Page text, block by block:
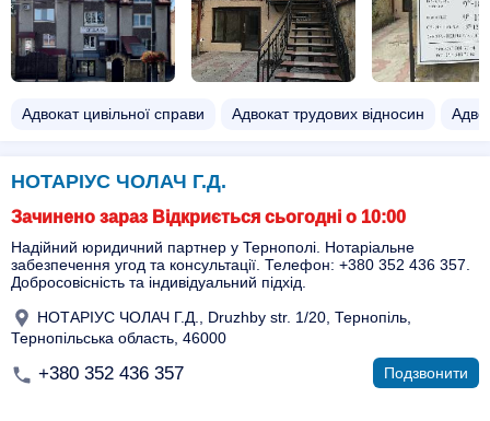
Адвокат цивільної справи Адвокат трудових відносин
НОТАРІУС ЧОЛАЧ Г.Д.
Зачинено зараз Відкриється сьогодні о 10:00
Надійний юридичний партнер у Тернополі. Нотаріальне
забезпечення угод та консультації. Телефон: +380 352 436 357.
Добросовісність та індивідуальний підхід.
НОТАРІУС ЧОЛАЧ Г.Д., Druzhby str. 1/20, Тернопіль,
Тернопільська область, 46000
+380 352 436 357 Подзвонити